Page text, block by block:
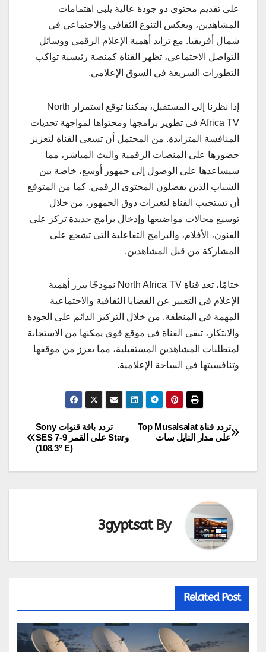
على تقديم محتوى ذو جودة عالية يلبي اهتمامات
المشاهدين، ويعكس التنوع الثقافي والاجتماعي في
شمال أفريقيا. مع تزايد أهمية الإعلام الرقمي ووسائل
التواصل الاجتماعي، تظهر القناة كمنصة رئيسية تواكب
التطورات السريعة في السوق الإعلامي.
إذا نظرنا إلى المستقبل، يمكننا توقع استمرار North
Africa TV في تطوير برامجها ومحتواها لمواجهة تحديات
المنافسة المتزايدة. من المحتمل أن تسعى القناة لتعزيز
حضورها على المنصات الرقمية والبث المباشر، مما
سيساعدها على الوصول إلى جمهور أوسع، خاصة بين
الشباب الذين يفضلون المحتوى الرقمي. كما من المتوقع
أن تستجيب القناة لتغيرات ذوق الجمهور، من خلال
توسيع مجالات مواضيعها وإدخال برامج جديدة تركز على
الفنون، الأفلام، والبرامج التفاعلية التي تشجع على
المشاركة من قبل المشاهدين.
ختامًا، تعد قناة North Africa TV نموذجًا يبرز أهمية
الإعلام في التعبير عن القضايا الثقافية والاجتماعية
المهمة في المنطقة. من خلال التركيز الدائم على الجودة
والابتكار، تبقى القناة في موقع قوي يمكنها من الاستجابة
لمتطلبات المشاهدين المستقبلية، مما يعزز من موقفها
وتنافسيتها في الساحة الإعلامية.
تصفّح
تردد باقة قنوات Sony
وStar على القمر SES 7-9
(108.3° E)
تردد قناة Top Musalsalat
على مدار النايل سات
By
3gyptsat
Related Post